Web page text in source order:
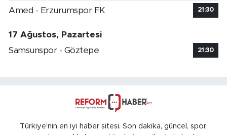
Amed - Erzurumspor FK 21:30
17 Ağustos, Pazartesi
Samsunspor - Göztepe
21:30
Türkiye'nin en iyi haber sitesi. Son dakika, güncel, spor,